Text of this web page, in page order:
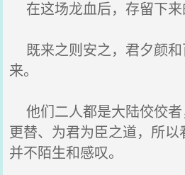
在这场龙血后，存留下来
既来之则安之，君夕颜
来。
他们二人都是大陆佼佼
更替、为君为臣之道，所以
并不陌生和感叹。